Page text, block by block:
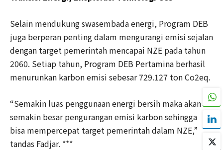
Selain mendukung swasembada energi, Program DEB
juga berperan penting dalam mengurangi emisi sejalan
dengan target pemerintah mencapai NZE pada tahun
2060. Setiap tahun, Program DEB Pertamina berhasil
menurunkan karbon emisi sebesar 729.127 ton Co2eq.
“Semakin luas penggunaan energi bersih maka akan
semakin besar pengurangan emisi karbon sehingga
bisa mempercepat target pemerintah dalam NZE,”
tandas Fadjar. ***